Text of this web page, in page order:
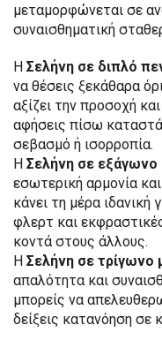
μεταμορφώνεται σε
συναισθηματική
Η Σελήνη σε διπλό
να θέσεις ξεκάθαρα
αξίζει την προσοχή
αφήσεις πίσω
σεβασμό ή ισορροπία.
Η Σελήνη σε εξάγωνο
εσωτερική αρμονία
κάνει τη μέρα
φλερτ και
κοντά στους άλλους.
Η Σελήνη σε τρίγωνο
απαλότητα και
μπορείς να
δείξεις κατανόηση σε